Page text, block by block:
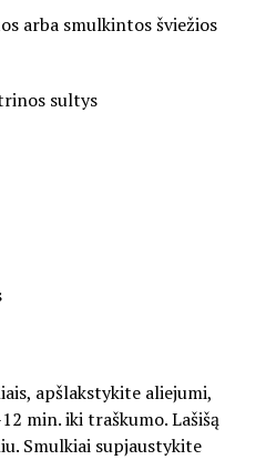
arba smulkintos šviežios
sultys
apšlakstykite aliejumi,
min. iki traškumo. Lašišą
Smulkiai supjaustykite